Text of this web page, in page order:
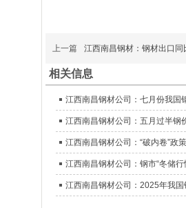
上一篇 江西南昌钢材：钢材出口同
相关信息
江西南昌钢材公司：七月份我国
江西南昌钢材公司：五月过半钢
江西南昌钢材公司：“破内卷”政
江西南昌钢材公司：钢市“冬储行
江西南昌钢材公司：2025年我国